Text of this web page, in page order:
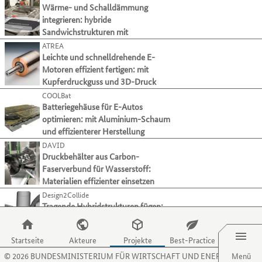
Verfahren
und
Aktivitäten
präsentieren.
gelangen.
Nutzen
Sie
die
Zugriffstaste
O,
um
Menüpunkt
für
Organisationen
zu
gelangen.
Nutzen
Sie
die
Zugriffstaste
zum
Menüpunkt
für
der
Tabulatortaste
können
Sie
zur
jeweils
nächsten
Kategorie
Kriterium
wechseln.
Modellierung & Simulation
Alle auswählen
Crashverhalten(25)
Lasten & Beanspruchung(97)
Lebenszyklusanalysen(73)
Multiphysik-Simulation(23)
Optimierung(79)
Prozesse(77)
Strukturmechanik
Werkstoffe & Materialien
(110)
Zuverlässigkeitsbewertung(30)
Sonstige(15)
Hauptkategorie
Fertigungsverfahren
Hauptkategorie
Material
Mit
der
Tabulatortaste
können
Sie
zum
jeweils
nächsten
Projekt
springen.
Wärme- und Schalldämmung
integrieren: hybride
Sandwichstrukturen mit
Melaminharzschaum
ATREA
Leichte und schnelldrehende E-
Motoren effizient fertigen: mit
Kupferdruckguss und 3D-Druck
COOLBat
Batteriegehäuse für E-Autos
optimieren: mit Aluminium-Schaum
und effizienterer Herstellung
DAVID
Druckbehälter aus Carbon-
Faserverbund für Wasserstoff:
Materialien effizienter einsetzen
Design2Collide
Tragende Hybridstrukturen fügen:
Elektromagnetisches Pulsschweißen
für Aluminium und Stahl
KoLibri
Leichtbau-Kühlsystem entwickeln für
Startseite
Akteure Projekte
Best-Practice
Menü
© 2026 BUNDESMINISTERIUM FÜR WIRTSCHAFT UND ENERGIE